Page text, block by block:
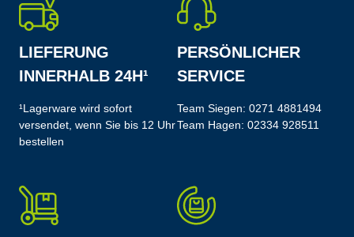
LIEFERUNG
INNERHALB 24H¹
¹Lagerware wird sofort
versendet, wenn Sie bis 12 Uhr
bestellen
PERSÖNLICHER
SERVICE
Team Siegen: 0271 4881494
Team Hagen: 02334 928511